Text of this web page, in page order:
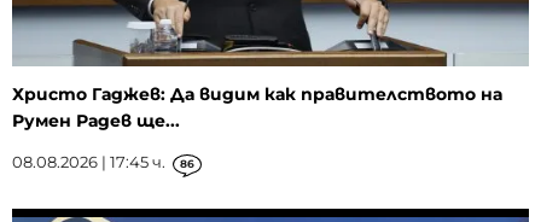
Христо Гаджев: Да видим как правителството на
Румен Радев ще...
08.08.2026 | 17:45 ч. 86